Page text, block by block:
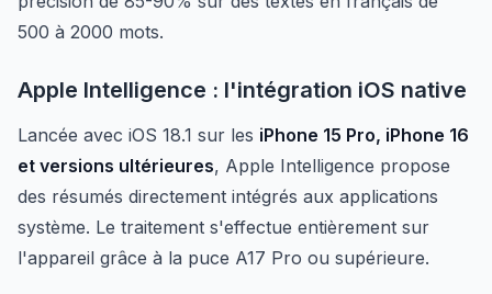
500 à 2000 mots.
Apple Intelligence : l'intégration iOS native
Lancée avec iOS 18.1 sur les iPhone 15 Pro, iPhone 16
et versions ultérieures, Apple Intelligence propose
des résumés directement intégrés aux applications
système. Le traitement s'effectue entièrement sur
l'appareil grâce à la puce A17 Pro ou supérieure.